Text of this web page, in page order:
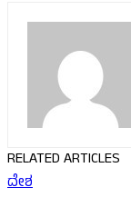
RELATED ARTICLES
ದೇಶ